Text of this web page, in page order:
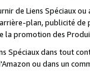
de Liens Spéciaux
plan, publicité
la promotion des
Spéciaux dans tout
ou dans un